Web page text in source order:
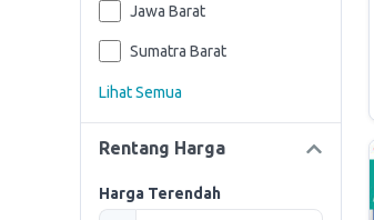
Jawa Barat
Sumatra Barat
Lihat Semua
Rentang Harga
Harga Terendah